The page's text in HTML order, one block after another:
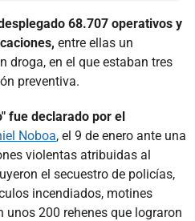
68.707 operativos y
entre ellas un
droga, en el que estaban tres
preventiva.
fue declarado por el
Noboa, el 9 de enero ante una
violentas atribuidas al
el secuestro de policías,
incendiados, motines
200 rehenes que lograron